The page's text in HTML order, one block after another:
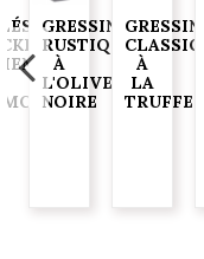
GRESSINS
RUSTIQUES
À
L'OLIVE
NOIRE
À
LA
TRUFFE